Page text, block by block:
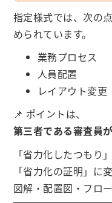
指定様式では、次の
められています。
業務プロセス
人員配置
レイアウト変更
📌 ポイントは、
第三者である審査員
「省力化したつもり
「省力化の証明」に
図解・配置図・フロ